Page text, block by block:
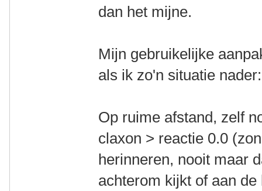
dan het mijne.
Mijn gebruikelijke
als ik zo'n situatie nader:
Op ruime afstand, zelf
claxon > reactie 0.0
herinneren, nooit maar
achterom kijkt of aan de